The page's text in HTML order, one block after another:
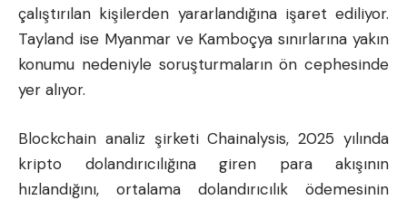
çalıştırılan kişilerden yararlandığına işaret ediliyor.
Tayland ise Myanmar ve Kamboçya sınırlarına yakın
konumu nedeniyle soruşturmaların ön cephesinde
yer alıyor.
Blockchain analiz şirketi Chainalysis, 2025 yılında
kripto dolandırıcılığına giren para akışının
hızlandığını, ortalama dolandırıcılık ödemesinin